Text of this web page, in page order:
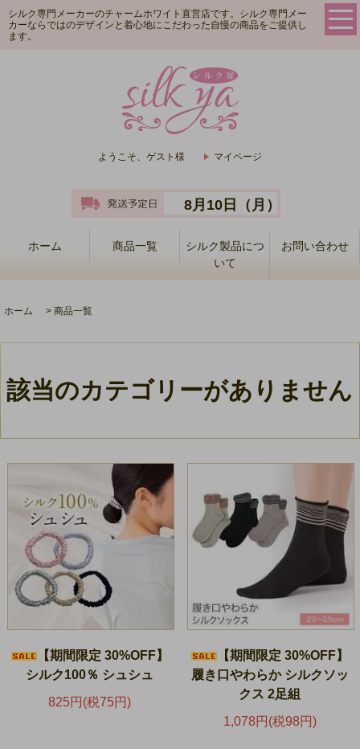
シルク専門メーカーのチャームホワイト直営店です。シルク専門メー
カーならではのデザインと着心地にこだわった自慢の商品をご提供し
ます。
ようこそ、ゲスト様 マイページ
8月10日（月）
ホーム 商品一覧
シルク製品につ
いて
お問い合わせ
ホーム > 商品一覧
該当のカテゴリーがありません
【期間限定 30%OFF】
シルク100％ シュシュ
825円(税75円)
【期間限定 30%OFF】
履き口やわらか シルクソッ
クス 2足組
1,078円(税98円)